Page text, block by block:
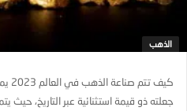
الذهب
جعلته ذو قيمة استثنائية عبر التاريخ، حيث